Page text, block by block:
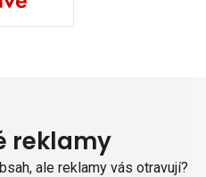
reklamy
ale reklamy vás otravují?